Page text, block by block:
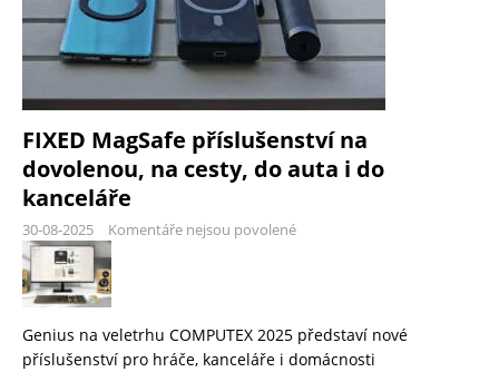
FIXED MagSafe příslušenství na
dovolenou, na cesty, do auta i do
kanceláře
30-08-2025 Komentáře nejsou povolené
Genius na veletrhu COMPUTEX 2025 představí nové
příslušenství pro hráče, kanceláře i domácnosti